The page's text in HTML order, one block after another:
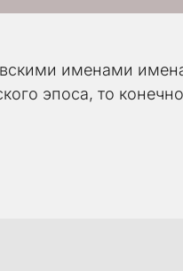
именами
эпоса, то